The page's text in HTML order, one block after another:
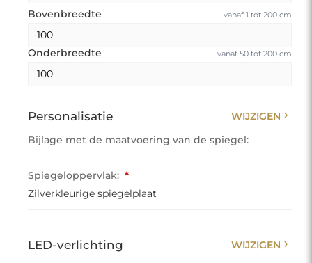
Bovenbreedte vanaf 1 tot 200 cm
Onderbreedte vanaf 50 tot 200 cm
Personalisatie WIJZIGEN chevron_right
Bijlage met de maatvoering van de spiegel:
Spiegeloppervlak: *
Zilverkleurige spiegelplaat
LED-verlichting WIJZIGEN chevron_right